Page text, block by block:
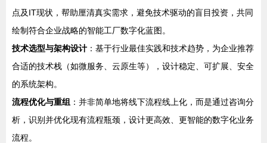
点及IT现状，帮助厘清真实需求，避免技术驱动的盲目投资，共同
绘制符合企业战略的智能工厂数字化蓝图。
技术选型与架构设计 ：基于行业最佳实践和技术趋势，为企业推荐
合适的技术栈（如微服务、云原生等），设计稳定、可扩展、安全
的系统架构。
流程优化与重组 ：并非简单地将线下流程线上化，而是通过咨询分
析，识别并优化现有流程瓶颈，设计更高效、更智能的数字化业务
流程。